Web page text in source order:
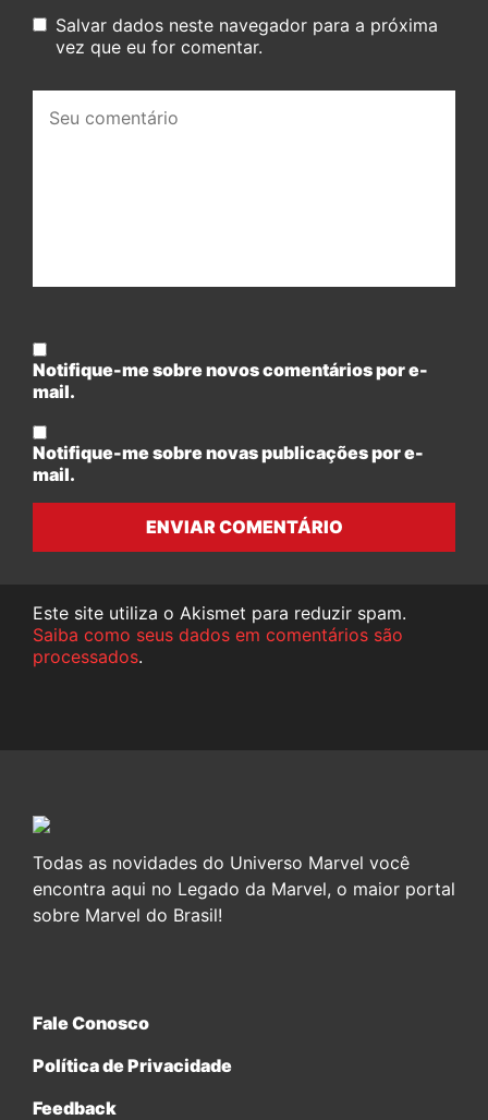
Salvar dados neste navegador para a próxima
vez que eu for comentar.
comentário:
Notifique-me sobre novos comentários por e-
mail.
Notifique-me sobre novas publicações por e-
mail.
ENVIAR COMENTÁRIO
Este site utiliza o Akismet para reduzir spam.
Saiba como seus dados em comentários são
processados.
Todas as novidades do Universo Marvel você
encontra aqui no Legado da Marvel, o maior portal
sobre Marvel do Brasil!
Fale Conosco
Política de Privacidade
Feedback